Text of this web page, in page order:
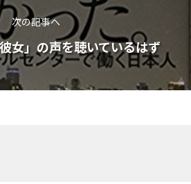
次の記事へ
女」の声を聴いているはず